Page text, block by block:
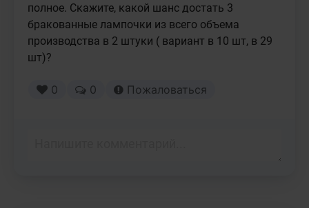
полное. Скажите, какой шанс достать 3
бракованные лампочки из всего объема
производства в 2 штуки ( вариант в 10 шт, в 29
шт)?
0 0 Пожаловаться